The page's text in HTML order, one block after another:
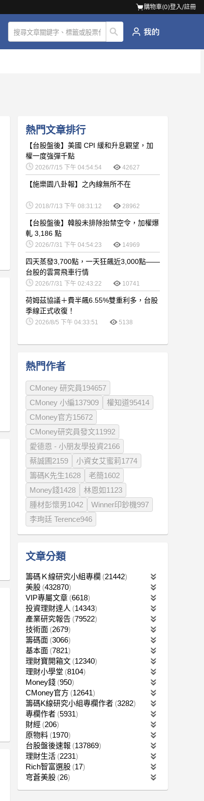
購物車(0)登入/註冊
熱門文章排行
【台股盤後】美國 CPI 緩和升息觀望，加
權一度強彈千點
2026/7/15 下午 04:54:54 42627
【施樂園八卦報】之內線無所不在
2018/7/13 下午 08:31:12 28962
【台股盤後】韓股未排除抬禁空令，加權爆
軋 3,186 點
2026/7/31 下午 04:54:23 14969
四天蒸發3,700點，一天狂飆近3,000點——
台股的雲霄飛車行情
2026/7/31 下午 02:43:22 10741
荷姆茲協議＋費半飆6.55%雙重利多，台股
季線正式收復！
2026/8/5 下午 04:33:51 5138
熱門作者
CMoney 研究員194657
CMoney 小編137909
權知道95414
CMoney官方15672
CMoney研究員發文11992
愛德恩 - 小朋友學投資2166
蔡誠圃2159
小資女艾蜜莉1774
籌碼K先生1628
老簡1602
Money錢1428
林恩如1123
腫材彭懷男1042
Winner印鈔機997
李珣廷 Terence946
文章分類
籌碼Ｋ線研究小組專欄
21442
美股 432870
VIP專屬文章 6618
投資理財達人
14343
產業研究報告 79522
技術面 2679
籌碼面 3066
基本面 7821
理財寶開箱文 12340
理財小學堂 8104
Money錢 950
CMoney官方 12641
籌碼K線研究小組專欄作者 3282
專欄作者 5931
財經 206
原物料 1970
台股盤後速報 137869
理財生活 2231
Rich智富選股 17
穹蒼美股 26